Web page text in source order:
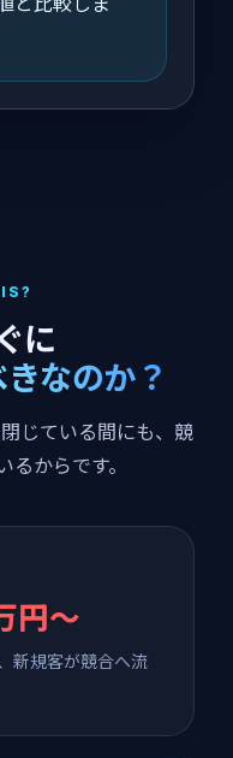
に
なのか？
じている間にも、競
からです。
円〜
新規客が競合へ流